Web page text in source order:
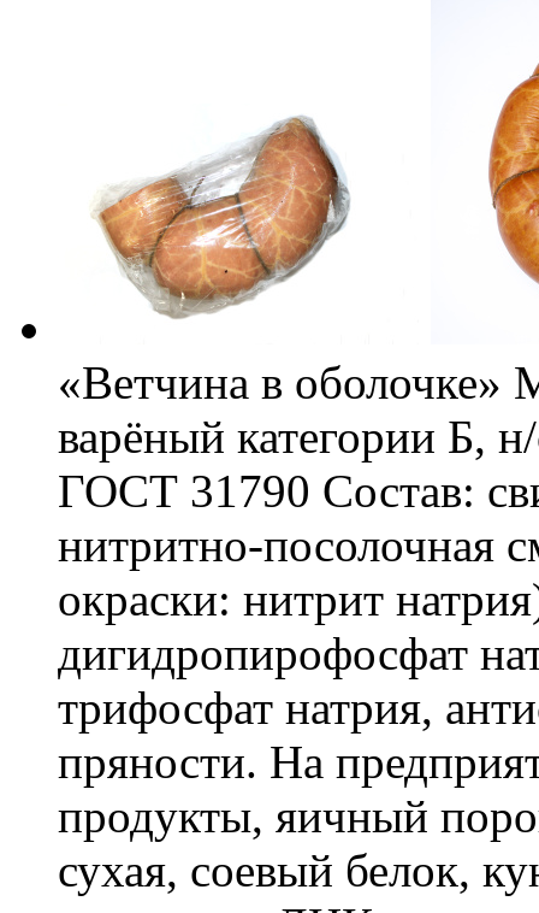
«Ветчина в оболочке»
варёный категории Б,
ГОСТ 31790 Состав:
нитритно-посолочная
окраски: нитрит
дигидропирофосфат
трифосфат натрия,
пряности. На
продукты, яичный
сухая, соевый белок,